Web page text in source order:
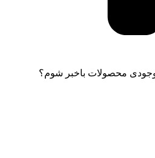
محصولات باخبر شوم؟